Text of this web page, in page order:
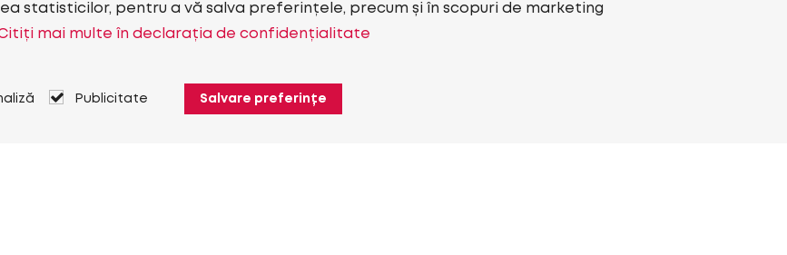
statisticilor, pentru a vă salva preferințele, precum și în scopuri de marketing
mai multe în declarația de confidențialitate
Publicitate Salvare preferințe